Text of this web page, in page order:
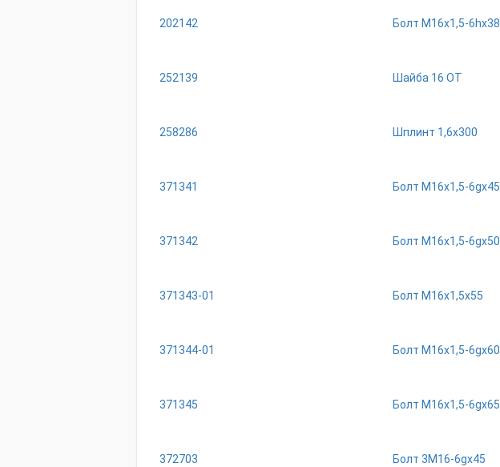
202142 Болт М16х1,5-6hх38
252139 Шайба 16 ОТ
258286 Шплинт 1,6х300
371341 Болт М16х1,5-6gх45
371342 Болт М16х1,5-6gх50
371343-01 Болт М16х1,5х55
371344-01 Болт М16х1,5-6gх60
371345 Болт М16х1,5-6gх65
372703 Болт 3М16-6gх45